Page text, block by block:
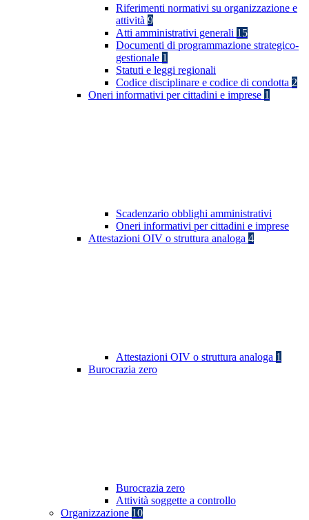
Riferimenti normativi su organizzazione e
attività 9
Atti amministrativi generali 15
Documenti di programmazione strategico-
gestionale 1
Statuti e leggi regionali
Codice disciplinare e codice di condotta 2
Oneri informativi per cittadini e imprese 1
Scadenzario obblighi amministrativi
Oneri informativi per cittadini e imprese
Attestazioni OIV o struttura analoga 4
Attestazioni OIV o struttura analoga 1
Burocrazia zero
Burocrazia zero
Attività soggette a controllo
Organizzazione 10